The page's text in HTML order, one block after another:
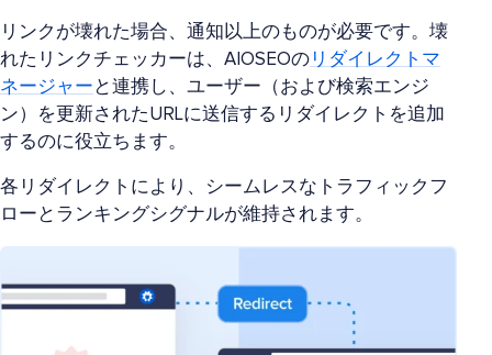
リンクが壊れた場合、通知以上のものが必要です。壊
れたリンクチェッカーは、AIOSEOの リダイレクトマ
ネージャー と連携し、ユーザー（および検索エンジ
ン）を更新されたURLに送信するリダイレクトを追加
するのに役立ちます。
各リダイレクトにより、シームレスなトラフィックフ
ローとランキングシグナルが維持されます。